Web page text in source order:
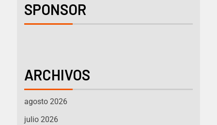
SPONSOR
ARCHIVOS
agosto 2026
julio 2026